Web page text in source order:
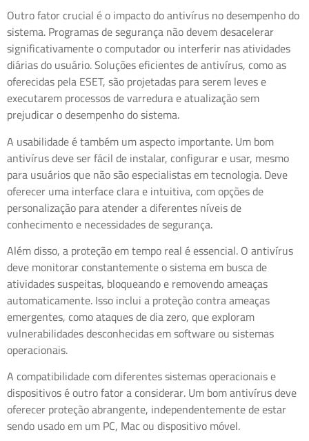
Outro fator crucial é o impacto do antivírus no desempenho do
sistema. Programas de segurança não devem desacelerar
significativamente o computador ou interferir nas atividades
diárias do usuário. Soluções eficientes de antivírus, como as
oferecidas pela ESET, são projetadas para serem leves e
executarem processos de varredura e atualização sem
prejudicar o desempenho do sistema.
A usabilidade é também um aspecto importante. Um bom
antivírus deve ser fácil de instalar, configurar e usar, mesmo
para usuários que não são especialistas em tecnologia. Deve
oferecer uma interface clara e intuitiva, com opções de
personalização para atender a diferentes níveis de
conhecimento e necessidades de segurança.
Além disso, a proteção em tempo real é essencial. O antivírus
deve monitorar constantemente o sistema em busca de
atividades suspeitas, bloqueando e removendo ameaças
automaticamente. Isso inclui a proteção contra ameaças
emergentes, como ataques de dia zero, que exploram
vulnerabilidades desconhecidas em software ou sistemas
operacionais.
A compatibilidade com diferentes sistemas operacionais e
dispositivos é outro fator a considerar. Um bom antivírus deve
oferecer proteção abrangente, independentemente de estar
sendo usado em um PC, Mac ou dispositivo móvel.